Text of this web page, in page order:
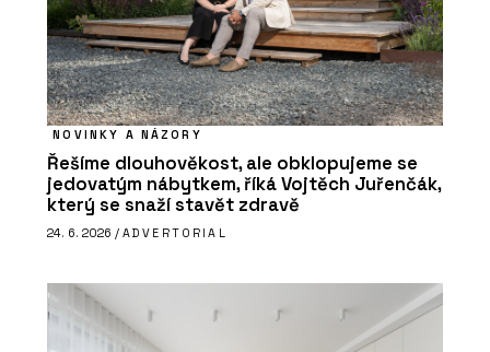
NOVINKY A NÁZORY
Řešíme dlouhověkost, ale obklopujeme se
jedovatým nábytkem, říká Vojtěch Juřenčák,
který se snaží stavět zdravě
24. 6. 2026 / ADVERTORIAL